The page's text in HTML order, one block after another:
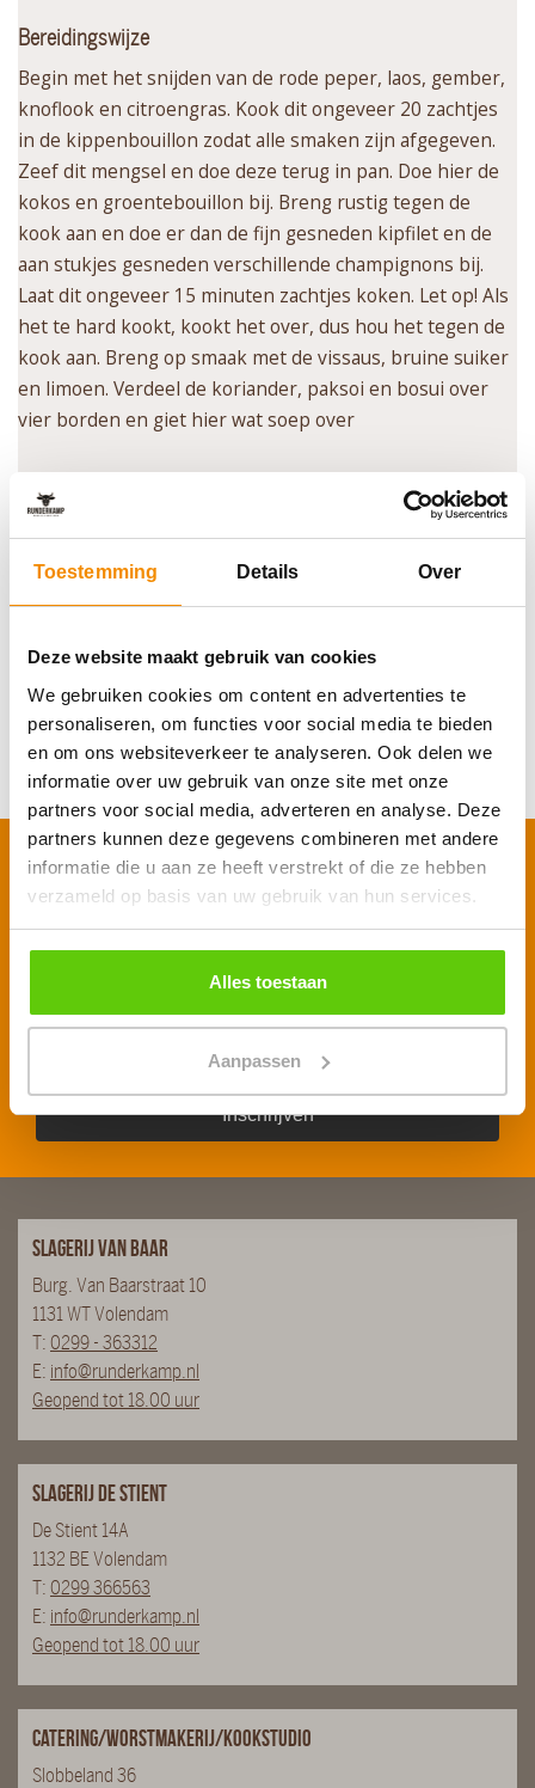
Toestemming Details Over
Deze website maakt gebruik van cookies
We gebruiken cookies om content en advertenties te
personaliseren, om functies voor social media te bieden
en om ons websiteverkeer te analyseren. Ook delen we
informatie over uw gebruik van onze site met onze
partners voor social media, adverteren en analyse. Deze
partners kunnen deze gegevens combineren met andere
informatie die u aan ze heeft verstrekt of die ze hebben
verzameld op basis van uw gebruik van hun services.
Alles toestaan
Aanpassen
Bereidingswijze
Begin met het snijden van de rode peper, laos, gember,
knoflook en citroengras. Kook dit ongeveer 20 zachtjes
in de kippenbouillon zodat alle smaken zijn afgegeven.
Zeef dit mengsel en doe deze terug in pan. Doe hier de
kokos en groentebouillon bij. Breng rustig tegen de
kook aan en doe er dan de fijn gesneden kipfilet en de
aan stukjes gesneden verschillende champignons bij.
Laat dit ongeveer 15 minuten zachtjes koken. Let op! Als
het te hard kookt, kookt het over, dus hou het tegen de
kook aan. Breng op smaak met de vissaus, bruine suiker
en limoen. Verdeel de koriander, paksoi en bosui over
vier borden en giet hier wat soep over
ALL 0-9 A B C D E F G H I J K L M N O
P
Aspergesoep
Schrijf je in voor onze nieuwsbrief
Voornaam*
Inschrijven
Slagerij van Baar
Burg. Van Baarstraat 10
1131 WT Volendam
T: 0299 - 363312
E: info@runderkamp.nl
Geopend tot 18.00 uur
Slagerij De Stient
De Stient 14A
1132 BE Volendam
T: 0299 366563
E: info@runderkamp.nl
Geopend tot 18.00 uur
Catering/Worstmakerij/Kookstudio
Slobbeland 36